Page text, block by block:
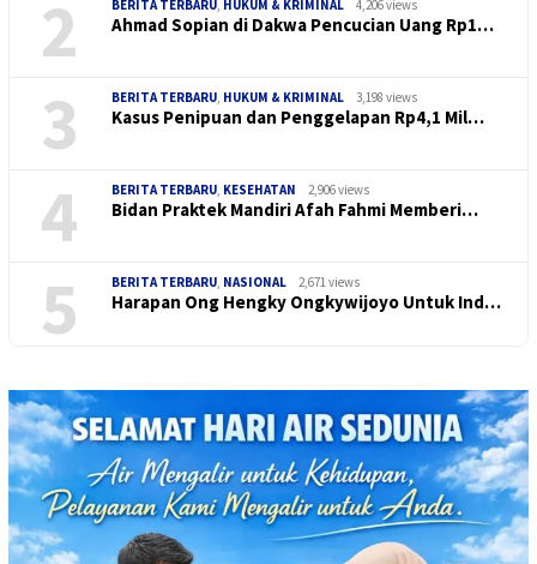
2 BERITA TERBARU, HUKUM & KRIMINAL 4,206 views
Ahmad Sopian di Dakwa Pencucian Uang Rp1…
3 BERITA TERBARU, HUKUM & KRIMINAL 3,198 views
Kasus Penipuan dan Penggelapan Rp4,1 Mil…
4 BERITA TERBARU, KESEHATAN 2,906 views
Bidan Praktek Mandiri Afah Fahmi Memberi…
5 BERITA TERBARU, NASIONAL 2,671 views
Harapan Ong Hengky Ongkywijoyo Untuk Ind…